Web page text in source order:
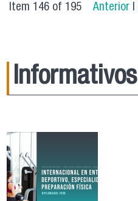
Item 146 of 195
Anterior
Informativos